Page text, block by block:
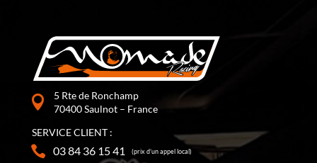
5 Rte de Ronchamp
70400 Saulnot – France
SERVICE CLIENT :
03 84 36 15 41 (prix d’un appel local)